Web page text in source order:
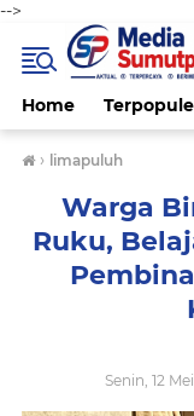
-->
Home
› limapuluh
Warga
Ruku,
Senin, 12